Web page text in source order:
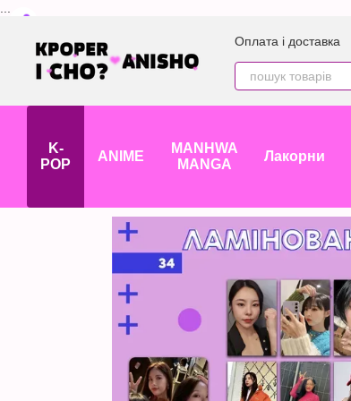
Оплата і доставка
K-
POP
ANIME
MANHWA
MANGA
Лакорни